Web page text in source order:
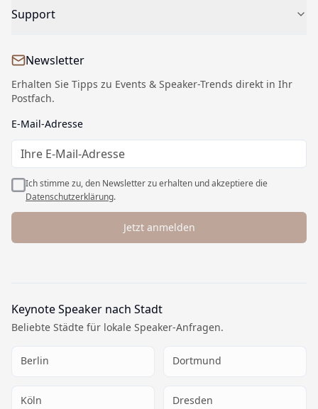
Über SpeakingStage
Nachhall-Test für Business-Events
Leitfaden zur Speaker-Auswahl
Speaker-Profil einreichen
Support
Kontakt
Impressum
Datenschutz
AGB
Widerrufsbelehrung
Cookie-Einstellungen
Newsletter
Erhalten Sie Tipps zu Events & Speaker-Trends direkt in Ihr
Postfach.
E-Mail-Adresse
Ich stimme zu, den Newsletter zu erhalten und akzeptiere die
Datenschutzerklärung.
Jetzt anmelden
Keynote Speaker nach Stadt
Beliebte Städte für lokale Speaker-Anfragen.
Berlin Dortmund
Köln Dresden